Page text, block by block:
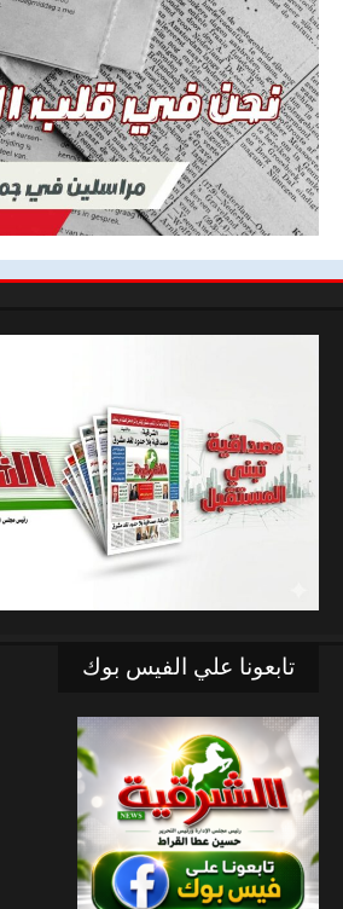
تابعونا علي الفيس بوك